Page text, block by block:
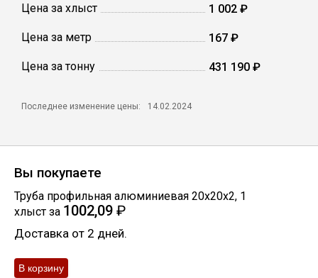
Проволока
Остальное
Цена за хлыст 1 002 ₽
Цена за метр 167 ₽
Цена за тонну 431 190 ₽
Последнее изменение цены: 14.02.2024
Вы покупаете
Труба профильная алюминиевая 20х20х2, 1
хлыст за 1002,09 ₽
Доставка от 2 дней.